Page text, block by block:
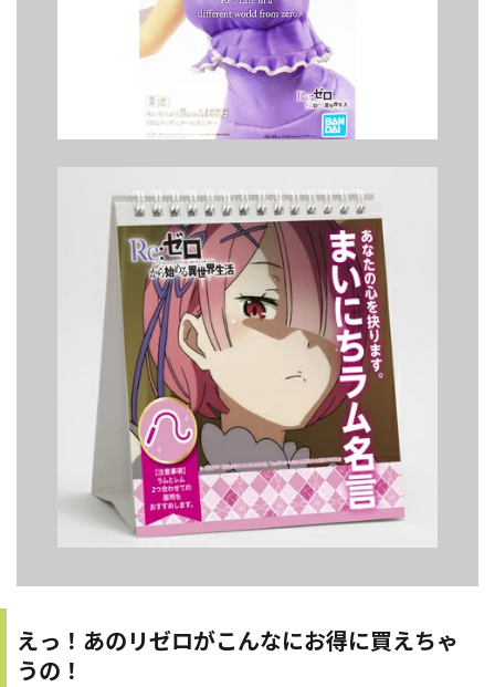
えっ！あのリゼロがこんなにお得に買えちゃ
うの！